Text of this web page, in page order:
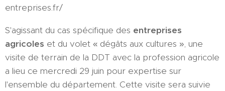
entreprises.fr/
S'agissant du cas spécifique des entreprises
agricoles et du volet « dégâts aux cultures », une
visite de terrain de la DDT avec la profession agricole
a lieu ce mercredi 29 juin pour expertise sur
l'ensemble du département. Cette visite sera suivie